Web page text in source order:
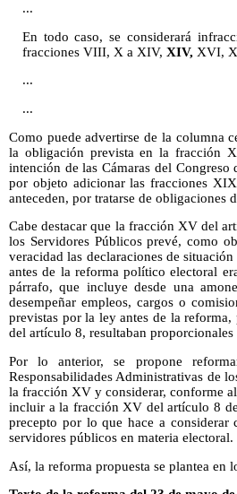
...
En todo caso, se considerará
fracciones VIII, X a XIV, XIV, XVI,
...
...
Como puede advertirse de la columna
la obligación prevista en la fracción
intención de las Cámaras del
por objeto adicionar las fracciones
anteceden, por tratarse de obligaciones
Cabe destacar que la fracción XV del
los Servidores Públicos prevé, como
veracidad las declaraciones de
antes de la reforma político electoral
párrafo, que incluye desde una
desempeñar empleos, cargos o
previstas por la ley antes de la
del artículo 8, resultaban
Por lo anterior, se propone
Responsabilidades Administrativas de
la fracción XV y considerar, conforme
incluir a la fracción XV del artículo 8
precepto por lo que hace a
servidores públicos en materia electoral.
Así, la reforma propuesta se plantea en